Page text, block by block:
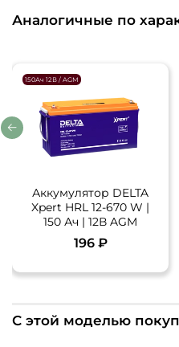
Аналогичные по
150Ач 12В / AGM
Аккумулятор DELTA
Xpert HRL 12-670 W |
150 Ач | 12В AGM
196 ₽
С этой моделью